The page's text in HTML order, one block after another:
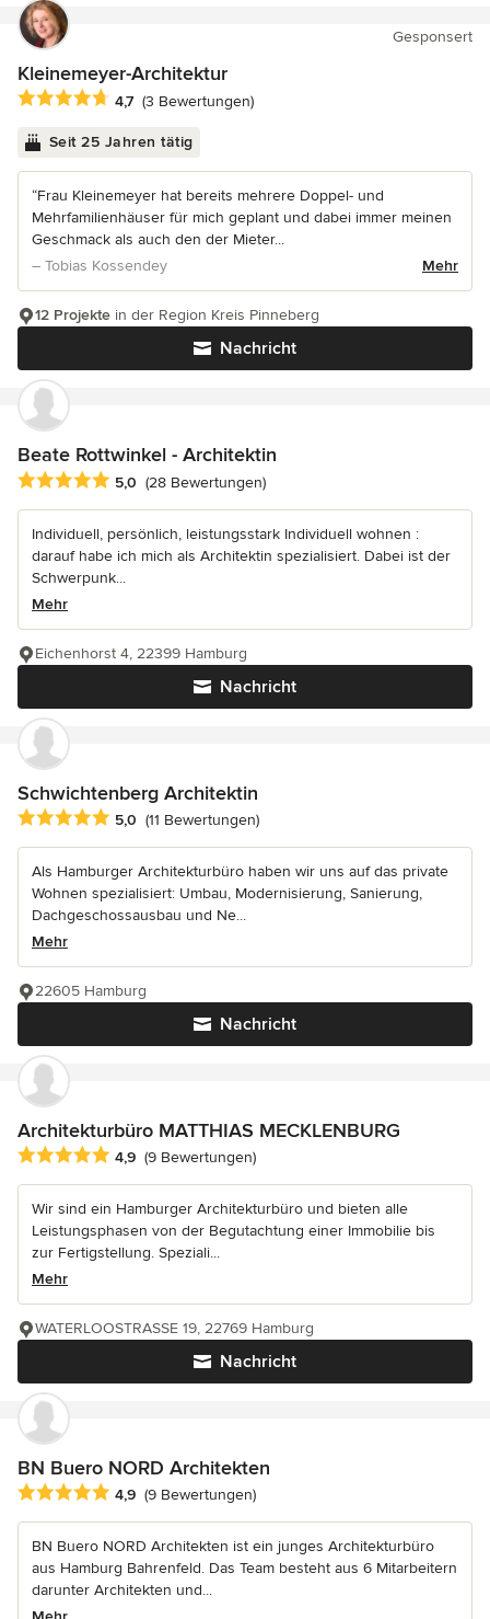
Gesponsert
Kleinemeyer-Architektur
Durchschnittliche Bewertung: 4.7 von 5 Sternen
4,7 (3 Bewertungen)
Seit 25 Jahren tätig
“Frau Kleinemeyer hat bereits mehrere Doppel- und
Mehrfamilienhäuser für mich geplant und dabei immer meinen
Geschmack als auch den der Mieter...
– Tobias Kossendey
Mehr
Nachricht
12 Projekte in der Region Kreis Pinneberg
Beate Rottwinkel - Architektin
Durchschnittliche Bewertung: 5 von 5 Sternen
5,0 (28 Bewertungen)
Individuell, persönlich, leistungsstark Individuell wohnen :
darauf habe ich mich als Architektin spezialisiert. Dabei ist der
Schwerpunk...
Mehr
Nachricht
Eichenhorst 4, 22399 Hamburg
Schwichtenberg Architektin
Durchschnittliche Bewertung: 5 von 5 Sternen
5,0 (11 Bewertungen)
Als Hamburger Architekturbüro haben wir uns auf das private
Wohnen spezialisiert: Umbau, Modernisierung, Sanierung,
Dachgeschossausbau und Ne...
Mehr
Nachricht
22605 Hamburg
Architekturbüro MATTHIAS MECKLENBURG
Durchschnittliche Bewertung: 4.9 von 5 Sternen
4,9 (9 Bewertungen)
Wir sind ein Hamburger Architekturbüro und bieten alle
Leistungsphasen von der Begutachtung einer Immobilie bis
zur Fertigstellung. Speziali...
Mehr
Nachricht
WATERLOOSTRASSE 19, 22769 Hamburg
BN Buero NORD Architekten
Durchschnittliche Bewertung: 4.9 von 5 Sternen
4,9 (9 Bewertungen)
BN Buero NORD Architekten ist ein junges Architekturbüro
aus Hamburg Bahrenfeld. Das Team besteht aus 6 Mitarbeitern
darunter Architekten und...